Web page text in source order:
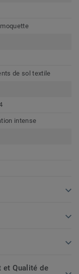
de sol textile
intense
et Qualité de